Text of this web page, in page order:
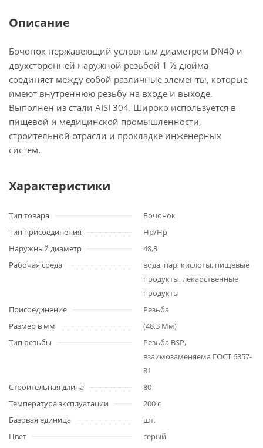
Описание
Бочонок нержавеющий условным диаметром DN40 и
двухсторонней наружной резьбой 1 ½ дюйма
соединяет между собой различные элементы, которые
имеют внутреннюю резьбу на входе и выходе.
Выполнен из стали AISI 304. Широко используется в
пищевой и медицинской промышленности,
строительной отрасли и прокладке инженерных
систем.
Характеристики
Тип товара
Бочонок
Тип присоединения
Нр/Нр
Наружный диаметр
48,3
Рабочая среда
вода, пар, кислоты, пищевые
продукты, лекарственные
продукты
Присоединение
Резьба
Размер в мм
(48,3 Мм)
Тип резьбы
Резьба BSP,
взаимозаменяема ГОСТ 6357-
81
Строительная длина
80
Температура эксплуатации
200 с
Базовая единица
шт.
Цвет
серый